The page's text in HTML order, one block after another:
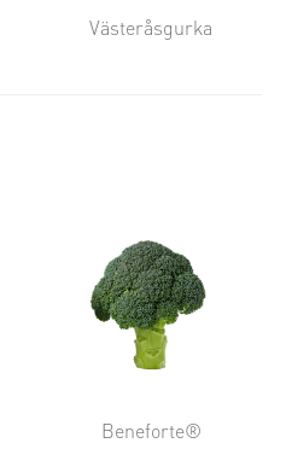
Västeråsgurka
Beneforte®